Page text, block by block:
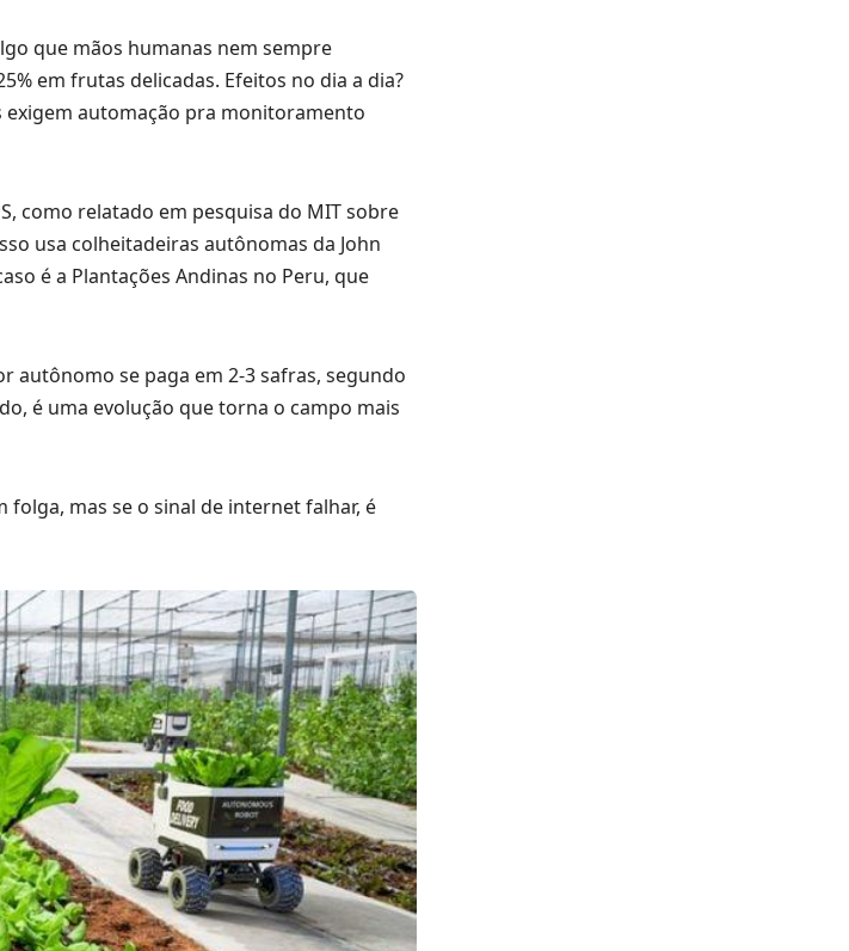
que mãos humanas nem sempre
em frutas delicadas. Efeitos no dia a dia?
exigem automação pra monitoramento
como relatado em pesquisa do MIT sobre
usa colheitadeiras autônomas da John
é a Plantações Andinas no Peru, que
autônomo se paga em 2-3 safras, segundo
é uma evolução que torna o campo mais
mas se o sinal de internet falhar, é